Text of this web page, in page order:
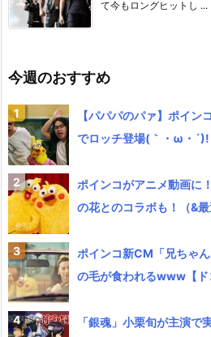
て今もロングヒットし ...
今週のおすすめ
【パパパのパァ】ポイン
でロッチ登場(｀・ω・´)!
ポインコがアニメ動画に
の花とのコラボも！（&
ポインコ新CM「兄ちゃ
の毛が食われるwww【ド
「銀魂」小栗旬が主演